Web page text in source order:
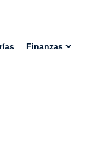
Finanzas